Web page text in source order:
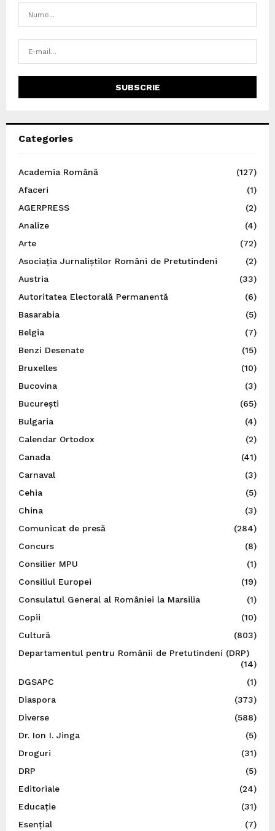
Categories
Academia Română
(127)
Afaceri
(1)
AGERPRESS
(2)
Analize
(4)
Arte
(72)
Asociația Jurnaliștilor Români de Pretutindeni
(2)
Austria
(33)
Autoritatea Electorală Permanentă
(6)
Basarabia
(5)
Belgia
(7)
Benzi Desenate
(15)
Bruxelles
(10)
Bucovina
(3)
București
(65)
Bulgaria
(4)
Calendar Ortodox
(2)
Canada
(41)
Carnaval
(3)
Cehia
(5)
China
(3)
Comunicat de presă
(284)
Concurs
(8)
Consilier MPU
(1)
Consiliul Europei
(19)
Consulatul General al României la Marsilia
(1)
Copii
(10)
Cultură
(803)
Departamentul pentru Românii de Pretutindeni (DRP)
(14)
DGSAPC
(1)
Diaspora
(373)
Diverse
(588)
Dr. Ion I. Jinga
(5)
Droguri
(31)
DRP
(5)
Editoriale
(24)
Educație
(31)
Esențial
(7)